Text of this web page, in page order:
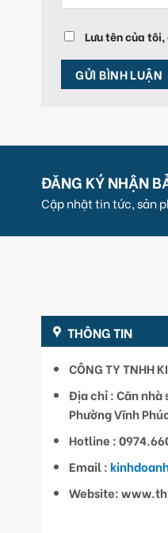
Lưu tên của
ĐĂNG KÝ NHẬN
Cập nhật tin tức, sản
THÔNG TIN
CÔNG TY TNHH
Địa chỉ : Căn nhà
Phường Vĩnh
Hotline :
Email :
Website: